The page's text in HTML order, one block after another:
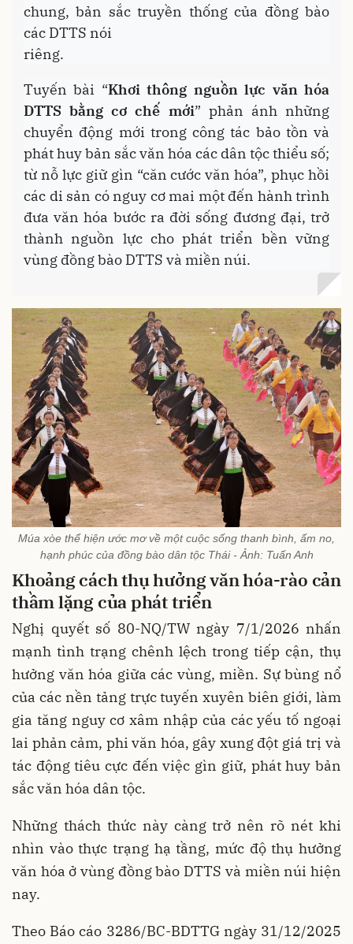
chung, bản sắc truyền thống của đồng bào
các DTTS nói
riêng.
Tuyến bài “Khơi thông nguồn lực văn hóa
DTTS bằng cơ chế mới” phản ánh những
chuyển động mới trong công tác bảo tồn và
phát huy bản sắc văn hóa các dân tộc thiểu số;
từ nỗ lực giữ gìn “căn cước văn hóa”, phục hồi
các di sản có nguy cơ mai một đến hành trình
đưa văn hóa bước ra đời sống đương đại, trở
thành nguồn lực cho phát triển bền vững
vùng đồng bào DTTS và miền núi.
Múa xòe thể hiện ước mơ về một cuộc sống thanh bình, ấm no,
hạnh phúc của đồng bào dân tộc Thái - Ảnh: Tuấn Anh
Khoảng cách thụ hưởng văn hóa-rào cản
thầm lặng của phát triển
Nghị quyết số 80-NQ/TW ngày 7/1/2026 nhấn
mạnh tình trạng chênh lệch trong tiếp cận, thụ
hưởng văn hóa giữa các vùng, miền. Sự bùng nổ
của các nền tảng trực tuyến xuyên biên giới, làm
gia tăng nguy cơ xâm nhập của các yếu tố ngoại
lai phản cảm, phi văn hóa, gây xung đột giá trị và
tác động tiêu cực đến việc gìn giữ, phát huy bản
sắc văn hóa dân tộc.
Những thách thức này càng trở nên rõ nét khi
nhìn vào thực trạng hạ tầng, mức độ thụ hưởng
văn hóa ở vùng đồng bào DTTS và miền núi hiện
nay.
Theo Báo cáo 3286/BC-BDTTG ngày 31/12/2025